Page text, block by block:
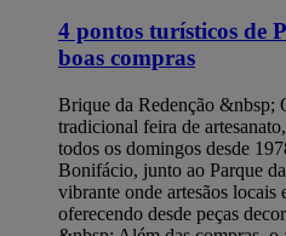
4 pontos turísticos de
boas compras
Brique da Redenção &nbsp;
tradicional feira de
todos os domingos desde
Bonifácio, junto ao Parque
vibrante onde artesãos locais
oferecendo desde peças